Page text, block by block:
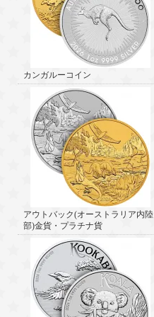
カンガルーコイン
アウトバック(オーストラリア内陸
部)金貨・プラチナ貨